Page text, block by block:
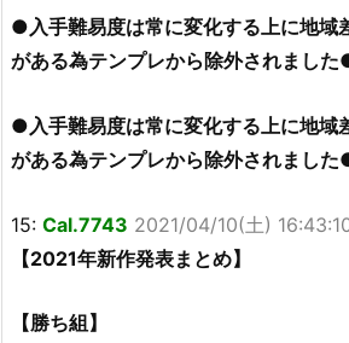
●入手難易度は常に変化する上に地域
がある為テンプレから除外されまし
●入手難易度は常に変化する上に地域
がある為テンプレから除外されまし
15: Cal.7743 2021/04/10(土)
【2021年新作発表まとめ】
【勝ち組】